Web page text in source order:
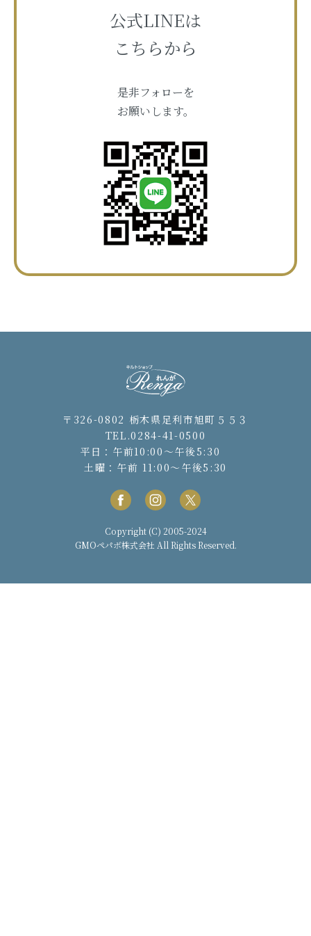
公式LINEは
こちらから
是非フォローを
お願いします。
〒326-0802 栃木県足利市旭町５５３
TEL.0284-41-0500
平日：午前10:00〜午後5:30
土曜：午前 11:00〜午後5:30
Copyright (C) 2005-2024
GMOペパボ株式会社 All Rights Reserved.